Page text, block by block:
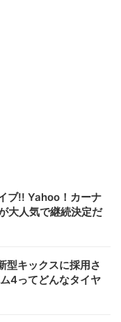
ブ!! Yahoo！カーナ
大人気で継続決定だ
型キックスに採用さ
4ってどんなタイヤ